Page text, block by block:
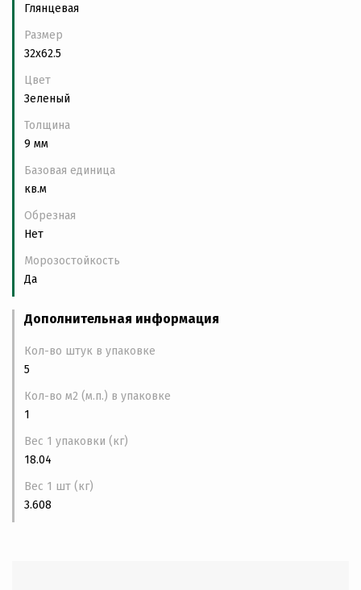
Глянцевая
Размер
32x62.5
Цвет
Зеленый
Толщина
9 мм
Базовая единица
кв.м
Обрезная
Нет
Морозостойкость
Да
Дополнительная информация
Кол-во штук в упаковке
5
Кол-во м2 (м.п.) в упаковке
1
Вес 1 упаковки (кг)
18.04
Вес 1 шт (кг)
3.608